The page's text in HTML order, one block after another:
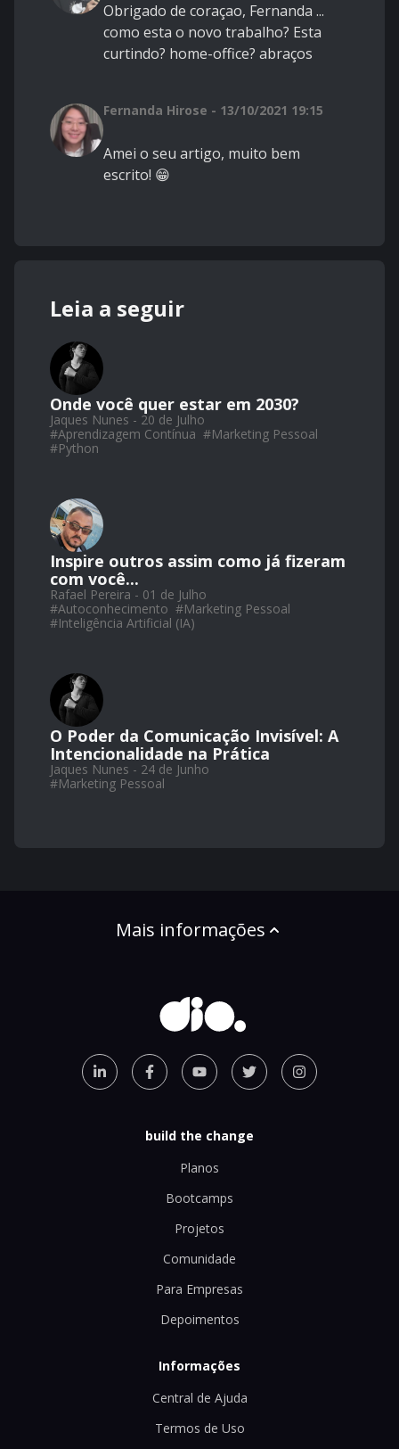
Obrigado de coraçao, Fernanda ...
como esta o novo trabalho? Esta
curtindo? home-office? abraços
Fernanda Hirose - 13/10/2021 19:15
Amei o seu artigo, muito bem
escrito! 😁
Leia a seguir
Onde você quer estar em 2030?
Jaques Nunes - 20 de Julho
#Aprendizagem Contínua #Marketing Pessoal
#Python
Inspire outros assim como já fizeram
com você...
Rafael Pereira - 01 de Julho
#Autoconhecimento #Marketing Pessoal
#Inteligência Artificial (IA)
O Poder da Comunicação Invisível: A
Intencionalidade na Prática
Jaques Nunes - 24 de Junho
#Marketing Pessoal
Mais informações
build the change
Planos
Bootcamps
Projetos
Comunidade
Para Empresas
Depoimentos
Informações
Central de Ajuda
Termos de Uso